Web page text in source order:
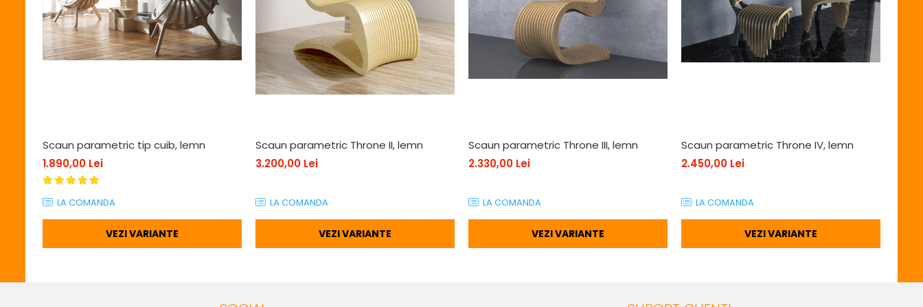
Scaun parametric tip cuib, lemn
1.890,00 Lei
LA COMANDA
VEZI VARIANTE
Scaun parametric Throne II, lemn
3.200,00 Lei
LA COMANDA
VEZI VARIANTE
Scaun parametric Throne III, lemn
2.330,00 Lei
LA COMANDA
VEZI VARIANTE
Scaun parametric Throne IV, lemn
2.450,00 Lei
LA COMANDA
VEZI VARIANTE